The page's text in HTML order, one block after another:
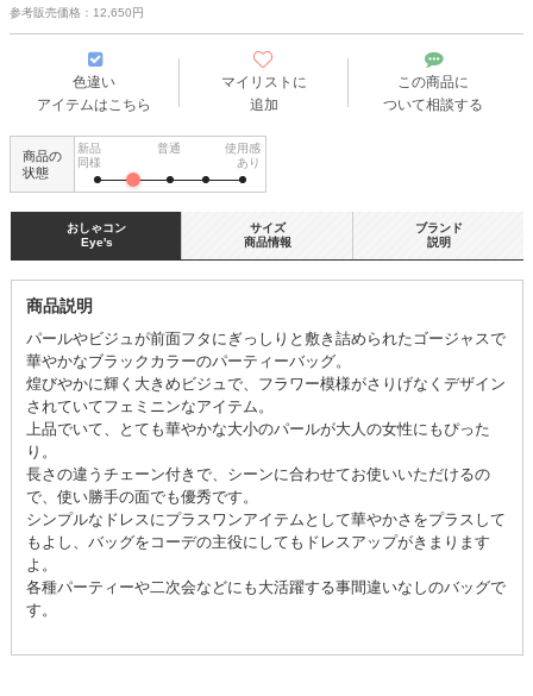
参考販売価格：12,650円
色違い
アイテムはこちら
マイリストに
追加
この商品に
ついて相談する
商品の
状態
新品
同様
普通
使用感
あり
おしゃコン
Eye's
商品説明
パールやビジュが前面フタにぎっしりと敷き詰められたゴージャスで
華やかなブラックカラーのパーティーバッグ。
煌びやかに輝く大きめビジュで、フラワー模様がさりげなくデザイン
されていてフェミニンなアイテム。
上品でいて、とても華やかな大小のパールが大人の女性にもぴった
り。
長さの違うチェーン付きで、シーンに合わせてお使いいただけるの
で、使い勝手の面でも優秀です。
シンプルなドレスにプラスワンアイテムとして華やかさをプラスして
もよし、バッグをコーデの主役にしてもドレスアップがきまります
よ。
各種パーティーや二次会などにも大活躍する事間違いなしのバッグで
す。
サイズ
商品情報
ブランド
説明